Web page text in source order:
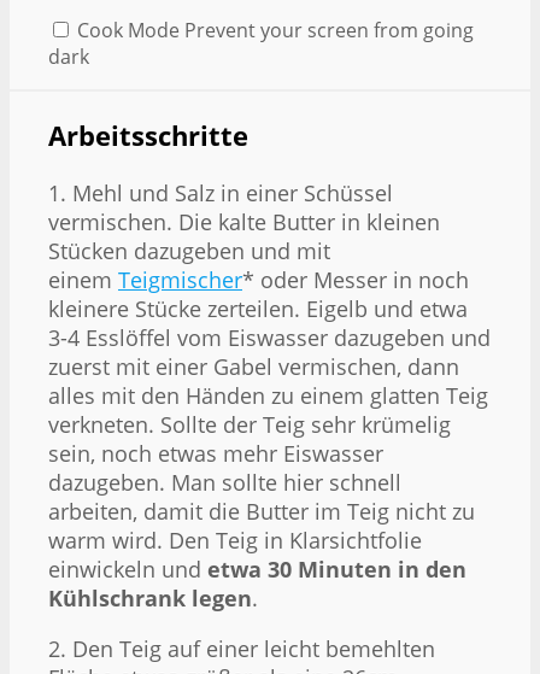
Cook Mode Prevent your screen from going
dark
Arbeitsschritte
1. Mehl und Salz in einer Schüssel
vermischen. Die kalte Butter in kleinen
Stücken dazugeben und mit
einem Teigmischer* oder Messer in noch
kleinere Stücke zerteilen. Eigelb und etwa
3-4 Esslöffel vom Eiswasser dazugeben und
zuerst mit einer Gabel vermischen, dann
alles mit den Händen zu einem glatten Teig
verkneten. Sollte der Teig sehr krümelig
sein, noch etwas mehr Eiswasser
dazugeben. Man sollte hier schnell
arbeiten, damit die Butter im Teig nicht zu
warm wird. Den Teig in Klarsichtfolie
einwickeln und etwa 30 Minuten in den
Kühlschrank legen.
2. Den Teig auf einer leicht bemehlten